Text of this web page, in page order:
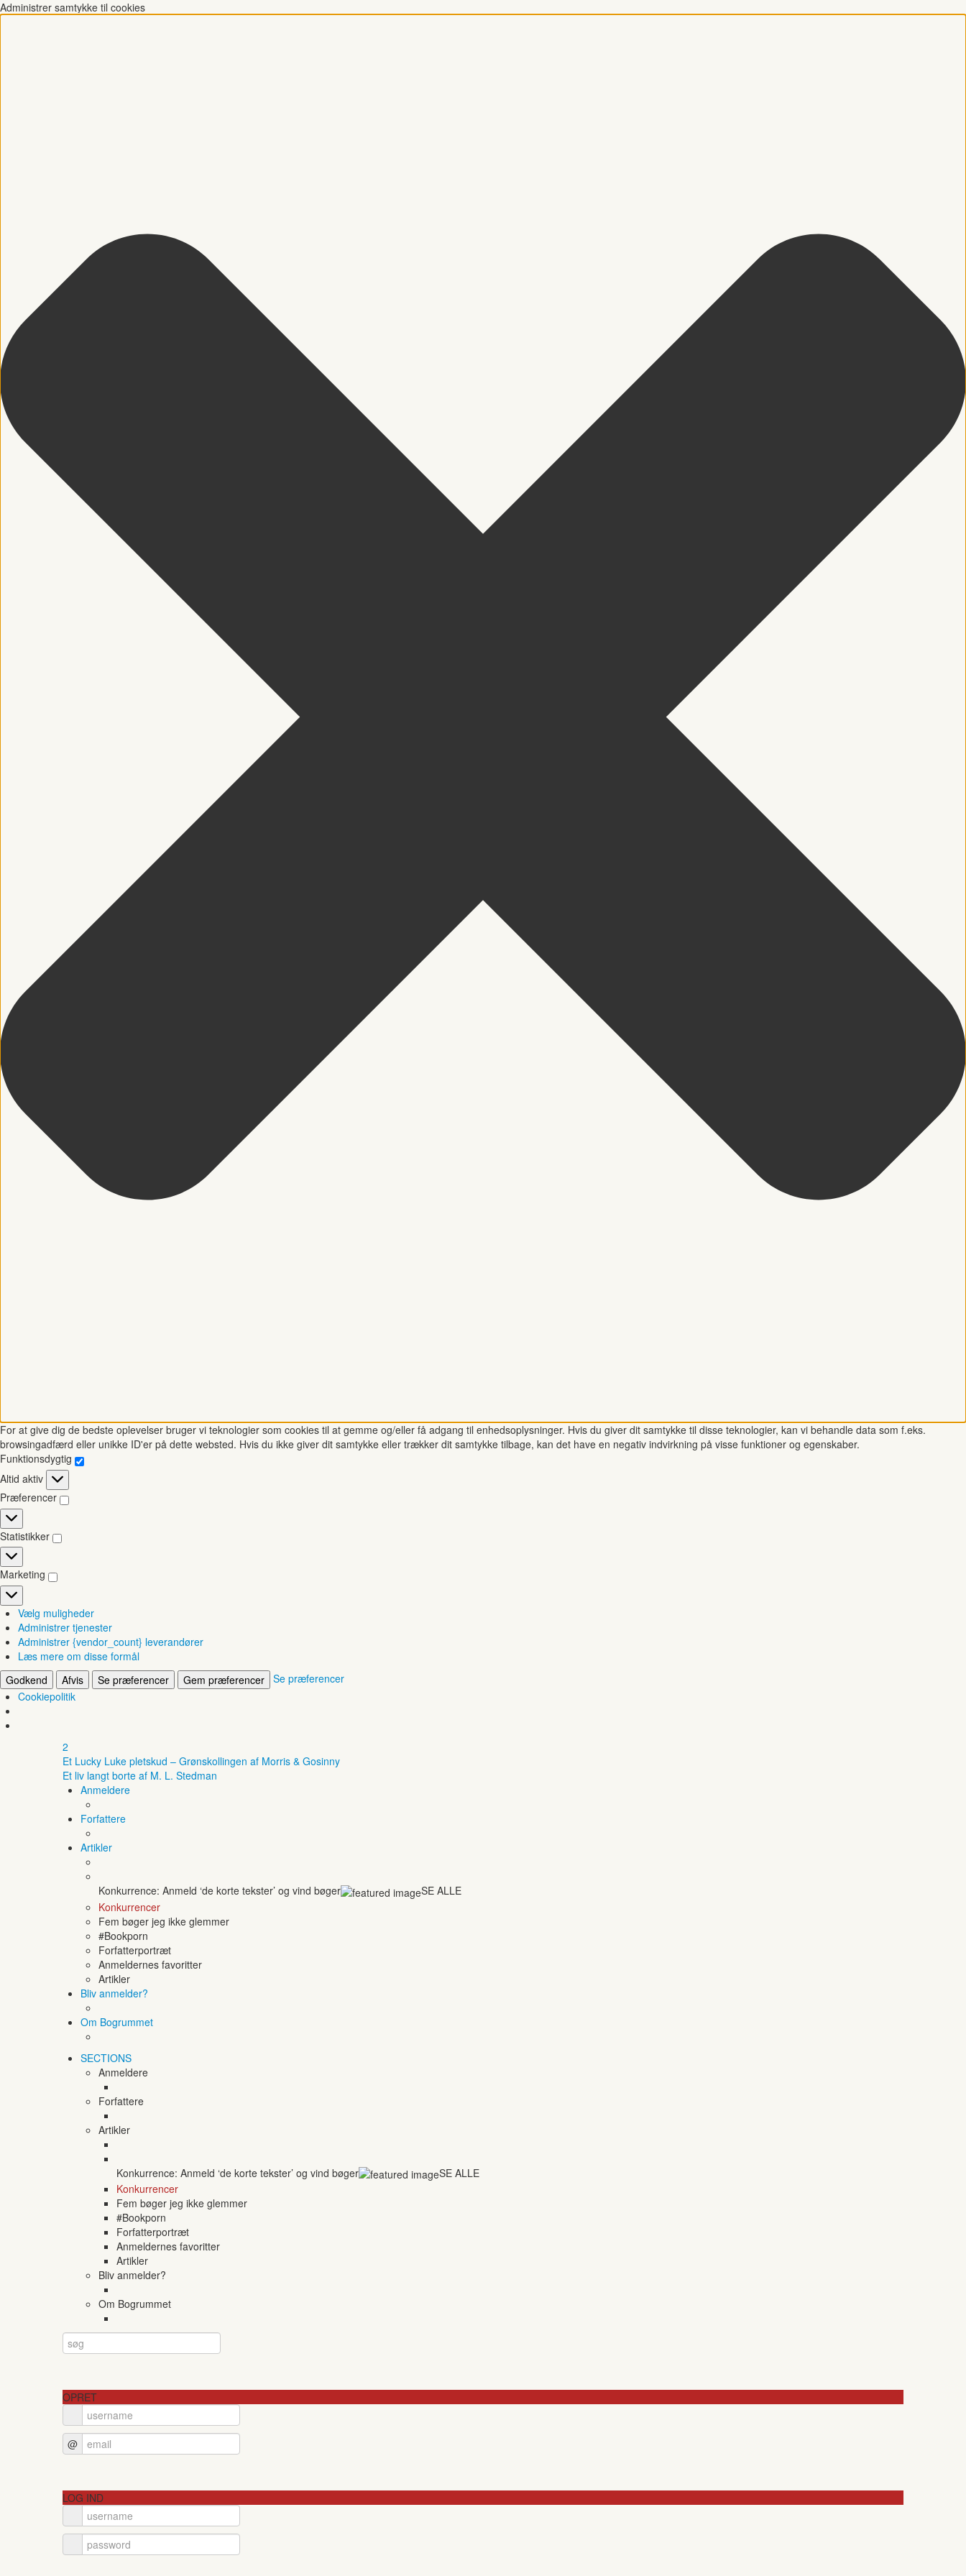
Administrer samtykke til cookies
For at give dig de bedste oplevelser bruger vi teknologier som cookies til at gemme og/eller få adgang til enhedsoplysninger. Hvis du giver dit samtykke til disse teknologier, kan vi behandle data som f.eks.
browsingadfærd eller unikke ID'er på dette websted. Hvis du ikke giver dit samtykke eller trækker dit samtykke tilbage, kan det have en negativ indvirkning på visse funktioner og egenskaber.
Funktionsdygtig
Funktionsdygtig
Altid aktiv
Præferencer
Præferencer
Statistikker
Statistikker
Marketing
Marketing
Vælg muligheder
Administrer tjenester
Administrer {vendor_count} leverandører
Læs mere om disse formål
Godkend
Afvis Se præferencer Gem præferencer Se præferencer
Cookiepolitik
2
Et Lucky Luke pletskud – Grønskollingen af Morris & Gosinny
Et liv langt borte af M. L. Stedman
Anmeldere
Forfattere
Artikler
Konkurrence: Anmeld ‘de korte tekster’ og vind bøger
SE ALLE
Konkurrencer
Fem bøger jeg ikke glemmer
#Bookporn
Forfatterportræt
Anmeldernes favoritter
Artikler
Bliv anmelder?
Om Bogrummet
SECTIONS
Anmeldere
Forfattere
Artikler
Konkurrence: Anmeld ‘de korte tekster’ og vind bøger
SE ALLE
Konkurrencer
Fem bøger jeg ikke glemmer
#Bookporn
Forfatterportræt
Anmeldernes favoritter
Artikler
Bliv anmelder?
Om Bogrummet
OPRET
@
LOG IND